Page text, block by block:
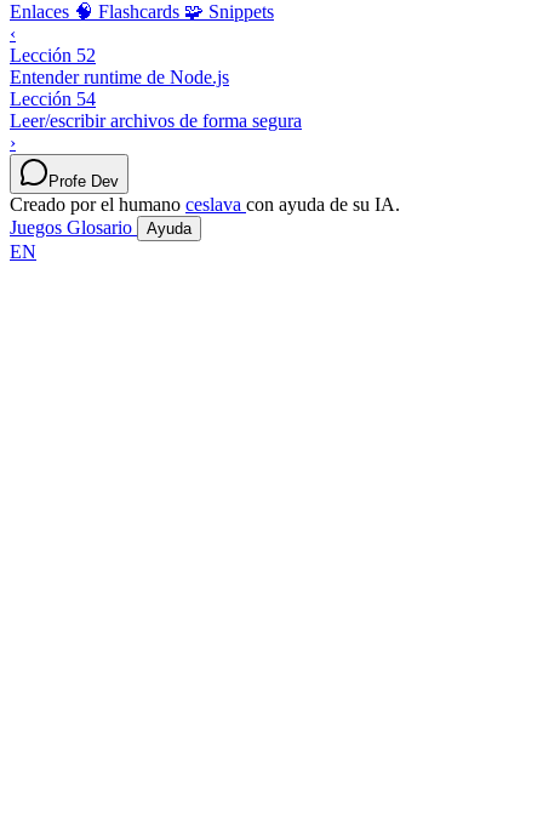
Enlaces 🧠 Flashcards 🧩 Snippets
‹
Lección 52
Entender runtime de Node.js
Lección 54
Leer/escribir archivos de forma segura
›
Profe Dev
Creado por el humano ceslava con ayuda de su IA.
Juegos Glosario Ayuda
EN